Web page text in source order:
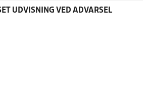
UDVISNING VED ADVARSEL